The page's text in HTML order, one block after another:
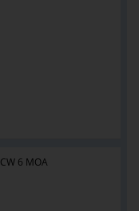
6 MOA